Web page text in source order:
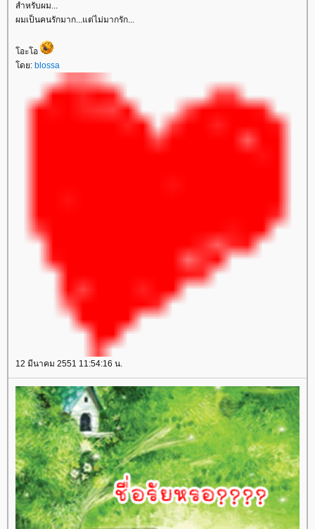
สำหรับผม...
ผมเป็นคนรักมาก...แต่ไม่มากรัก...
โอะโอ
โดย: blossa
12 มีนาคม 2551 11:54:16 น.